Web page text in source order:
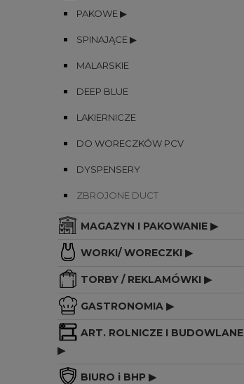
PAKOWE ▶
SPINAJĄCE ▶
MALARSKIE
DEEP BLUE
LAKIERNICZE
DO WORECZKÓW PCV
DYSPENSERY
ZBROJONE DUCT
MAGAZYN I PAKOWANIE ▶
WORKI/ WORECZKI ▶
TORBY / REKLAMÓWKI ▶
GASTRONOMIA ▶
ART. ROLNICZE I BUDOWLANE
▶
BIURO i BHP ▶